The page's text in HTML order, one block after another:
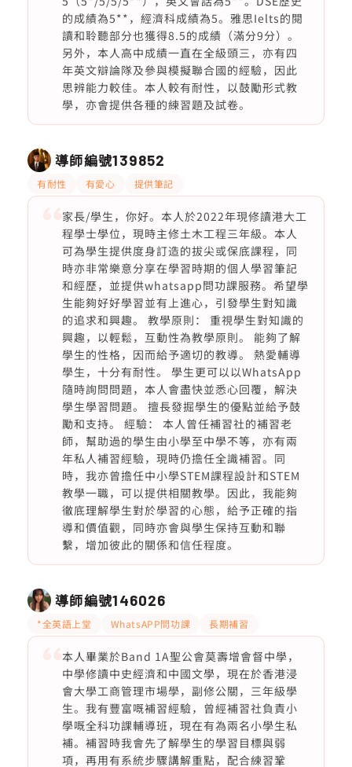
的成績為5**，經濟科成績為5。雅思Ielts的閱
讀和聆聽部分也獲得8.5的成績（滿分9分）。
另外，本人高中成績一直在全級頭三，亦有四
年英文辯論隊及參與模擬聯合國的經驗，因此
思辨能力較佳。本人較有耐性，以鼓勵形式教
學，亦會提供各種的練習題及試卷。
導師編號139852
有耐性 有愛心 提供筆記
家長/學生，你好。本人於2022年現修讀港大工
程學士學位，現時主修土木工程三年級。本人
可為學生提供度身訂造的拔尖或保底課程，同
時亦非常樂意分享在學習時期的個人學習筆記
和經歷，並提供whatsapp問功課服務。希望學
生能夠好好學習並有上進心，引發學生對知識
的追求和興趣。 教學原則： 重視學生對知識的
興趣，以輕鬆，互動性為教學原則。 能夠了解
學生的性格，因而給予適切的教導。 熱愛輔導
學生，十分有耐性。 學生更可以以WhatsApp
隨時詢問問題，本人會盡快並悉心回覆，解決
學生學習問題。 擅長發掘學生的優點並給予鼓
勵和支持。 經驗： 本人曾任補習社的補習老
師，幫助過的學生由小學至中學不等，亦有兩
年私人補習經驗，現時仍擔任全識補習。同
時，我亦曾擔任中小學STEM課程設計和STEM
教學一職，可以提供相關教學。因此，我能夠
徹底理解學生對於學習的心態，給予正確的指
導和價值觀，同時亦會與學生保持互動和聯
繫，增加彼此的關係和信任程度。
導師編號146026
*全英語上堂 WhatsAPP問功課 長期補習
本人畢業於Band 1A聖公會莫壽增會督中學，
中學修讀中史經濟和中國文學，現在於香港浸
會大學工商管理市場學，副修公關，三年級學
生。我有豐富嘅補習經驗，曾經補習社負責小
學嘅全科功課輔導班，現在有為兩名小學生私
補。補習時我會先了解學生的學習目標與弱
項，再用有系統步驟講解重點，配合練習鞏